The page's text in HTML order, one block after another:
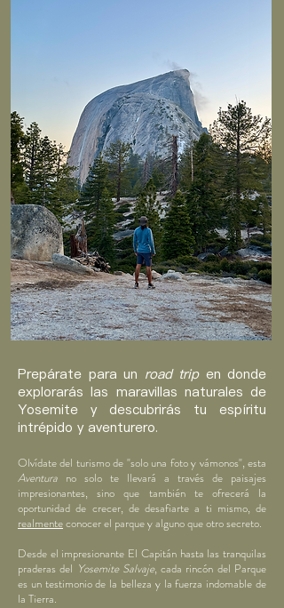
Prepárate para un road trip en donde
explorarás las maravillas naturales de
Yosemite y descubrirás tu espíritu
intrépido y aventurero.
Olvídatedel turismode "solo una foto y vámonos", esta
Aventura no solo te llevará a través de paisajes
impresionantes, sino que también te ofrecerá la
oportunidad de crecer, de desafiarte a ti mismo, de
realmenteconocer el parque y alguno que otro secreto.
Desde el impresionante El Capitán hasta las tranquilas
praderas del Yosemite Salvaje, cada rincón del Parque
es un testimonio de la belleza y la fuerza indomable de
la Tierra.